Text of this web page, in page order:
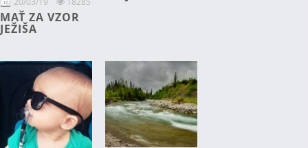
MAŤ ZA VZOR
JEŽIŠA